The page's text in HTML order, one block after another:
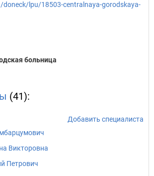
/doneck/lpu/18503-centralnaya-gorodskaya-
больница
(41):
Добавить специалиста
Викторовна
Петрович